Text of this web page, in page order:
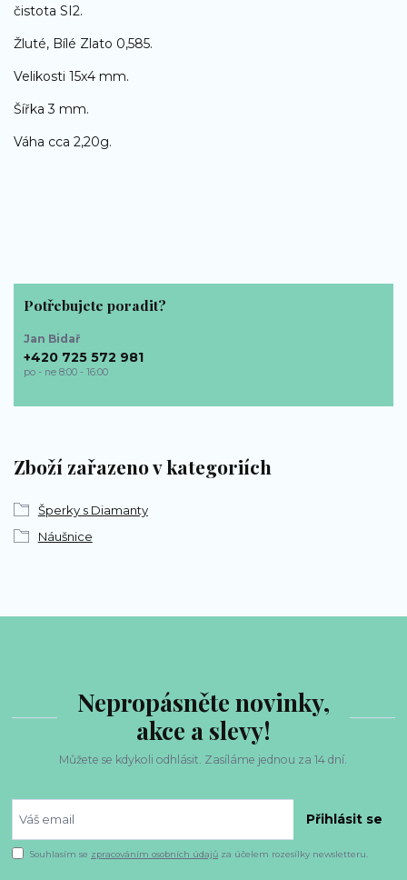
čistota SI2.
Žluté, Bílé Zlato 0,585.
Velikosti 15x4 mm.
Šířka 3 mm.
Váha cca 2,20g.
Zboží zařazeno v kategoriích
Šperky s Diamanty
Náušnice
Potřebujete poradit?
Jan Bidař
+420 725 572 981
po - ne 8:00 - 16:00
Nepropásněte novinky,
akce a slevy!
Můžete se kdykoli odhlásit. Zasíláme jednou za 14 dní.
Přihlásit se
Souhlasím se zpracováním osobních údajů za účelem rozesílky newsletteru.